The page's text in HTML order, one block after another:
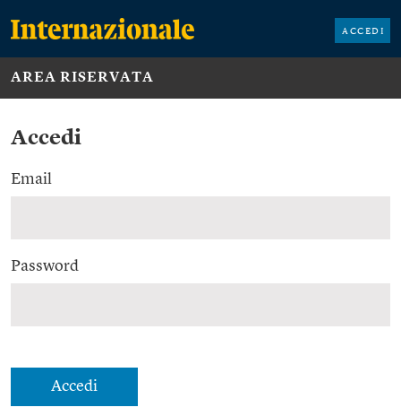
ACCEDI
AREA RISERVATA
Accedi
Email
Password
Accedi